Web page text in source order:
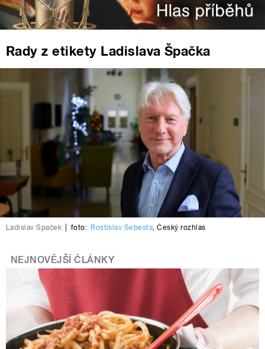
Rady z etikety Ladislava Špačka
Ladislav Špaček foto: Rostislav Šebesta,Český rozhlas
NEJNOVĚJŠÍ ČLÁNKY